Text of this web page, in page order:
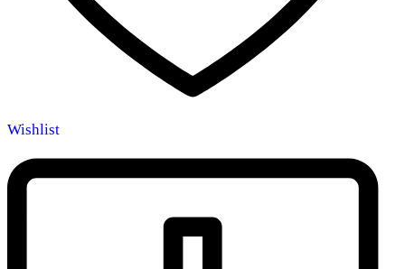
Wishlist